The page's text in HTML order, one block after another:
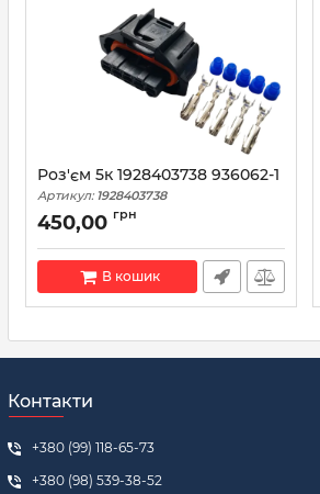
Роз'єм 5к 1928403738 936062-1
Артикул: 1928403738
450,00 грн
В кошик
Контакти
+380 (99) 118-65-73
+380 (98) 539-38-52